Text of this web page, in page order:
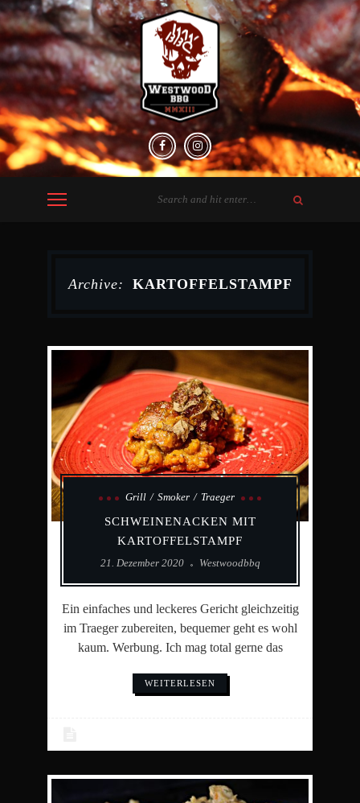
Archive: KARTOFFELSTAMPF
Grill Smoker Traeger
SCHWEINENACKEN MIT
KARTOFFELSTAMPF
21. Dezember 2020 Westwoodbbq
Ein einfaches und leckeres Gericht gleichzeitig
im Traeger zubereiten, bequemer geht es wohl
kaum. Werbung. Ich mag total gerne das
WEITERLESEN